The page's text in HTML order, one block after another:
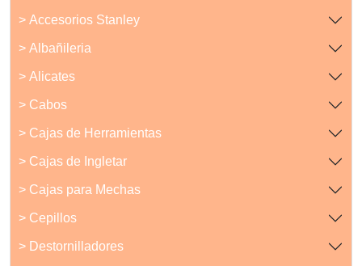
> Accesorios Stanley
> Albañileria
> Alicates
> Cabos
> Cajas de Herramientas
> Cajas de Ingletar
> Cajas para Mechas
> Cepillos
> Destornilladores